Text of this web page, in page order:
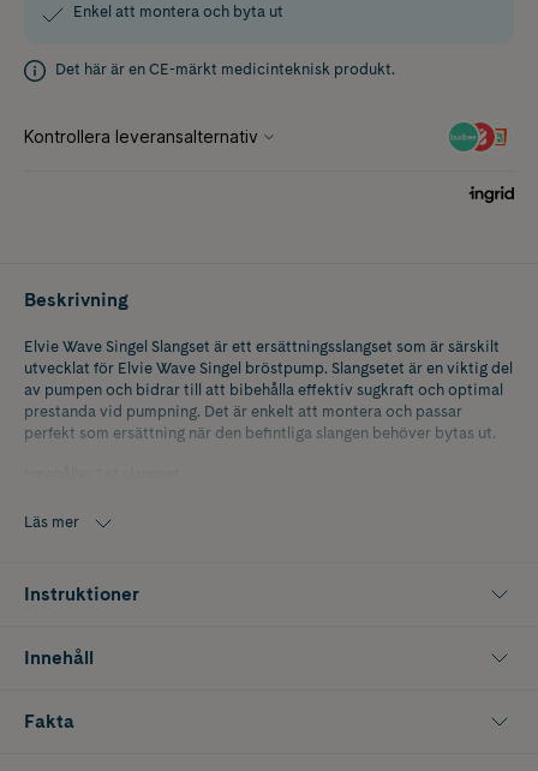
Enkel att montera och byta ut
Det här är en CE-märkt medicinteknisk produkt.
Beskrivning
Elvie Wave Singel Slangset är ett ersättningsslangset som är särskilt
utvecklat för Elvie Wave Singel bröstpump. Slangsetet är en viktig del
av pumpen och bidrar till att bibehålla effektiv sugkraft och optimal
prestanda vid pumpning. Det är enkelt att montera och passar
perfekt som ersättning när den befintliga slangen behöver bytas ut.
Detta är en medicinteknisk produkt. Läs alltid bipacksedel eller
Läs mer
Instruktioner
Innehåll
Fakta